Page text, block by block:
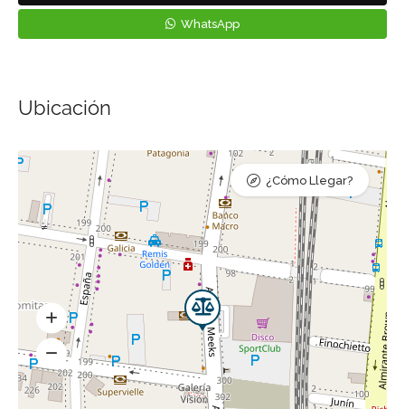
WhatsApp
Ubicación
¿Cómo Llegar?